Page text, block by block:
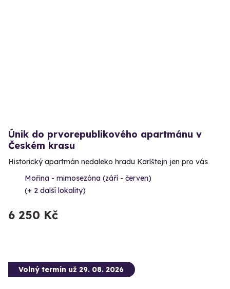
Únik do prvorepublikového apartmánu v
Českém krasu
Historický apartmán nedaleko hradu Karlštejn jen pro vás
Mořina - mimosezóna (září - červen)
(+ 2 další lokality)
6 250 Kč
Volný termín už 29. 08. 2026